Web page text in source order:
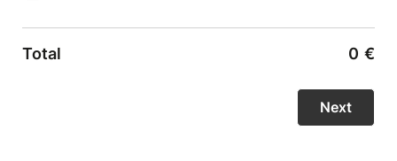
Total 0 €